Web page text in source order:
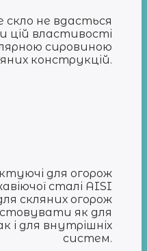
скло не вдасться
цій властивості
сировиною
конструкцій.
для огорож
сталі AISI
скляних огорож
як для
і для внутрішніх
систем.